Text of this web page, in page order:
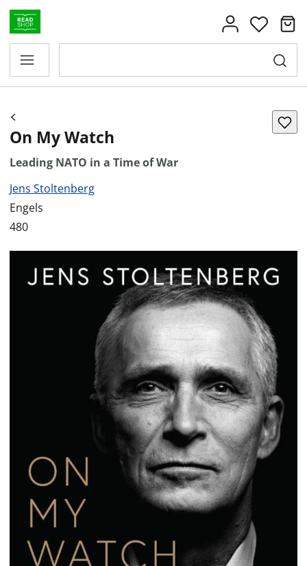
On My Watch
Leading NATO in a Time of War
Jens Stoltenberg
Engels
480